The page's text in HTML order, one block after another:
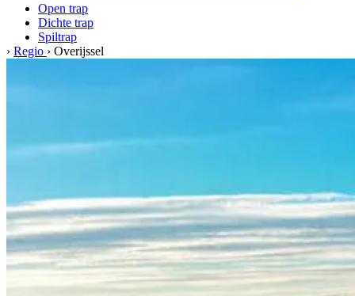
Open trap
Dichte trap
Spiltrap
Het bedrijf
Vacatures
Kwaliteit & service
Werkgebied
Onze garantie
Klant werft klant
› Regio › Overijssel